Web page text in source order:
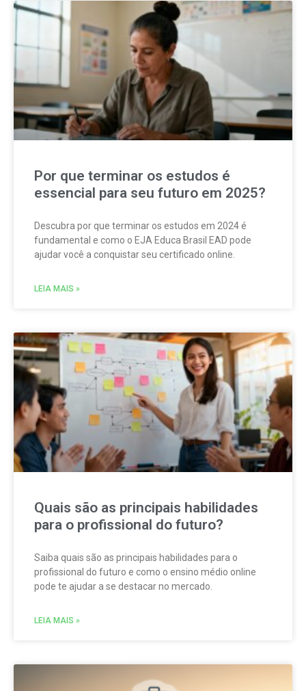
Por que terminar os estudos é
essencial para seu futuro em 2025?
Descubra por que terminar os estudos em 2024 é
fundamental e como o EJA Educa Brasil EAD pode
ajudar você a conquistar seu certificado online.
LEIA MAIS »
Quais são as principais habilidades
para o profissional do futuro?
Saiba quais são as principais habilidades para o
profissional do futuro e como o ensino médio online
pode te ajudar a se destacar no mercado.
LEIA MAIS »